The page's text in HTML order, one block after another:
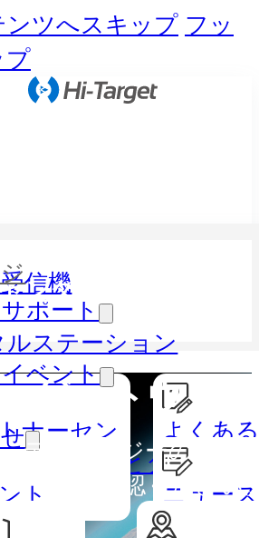
ンツへスキップ フッ
プ
信機
ルステーション
ドヘルドとタブレッ
ポート
ナーセン
よくあ
ベント
ト ニュース
ンター
ゲットウェ
テクノロジーの進歩
ーをご確認ください